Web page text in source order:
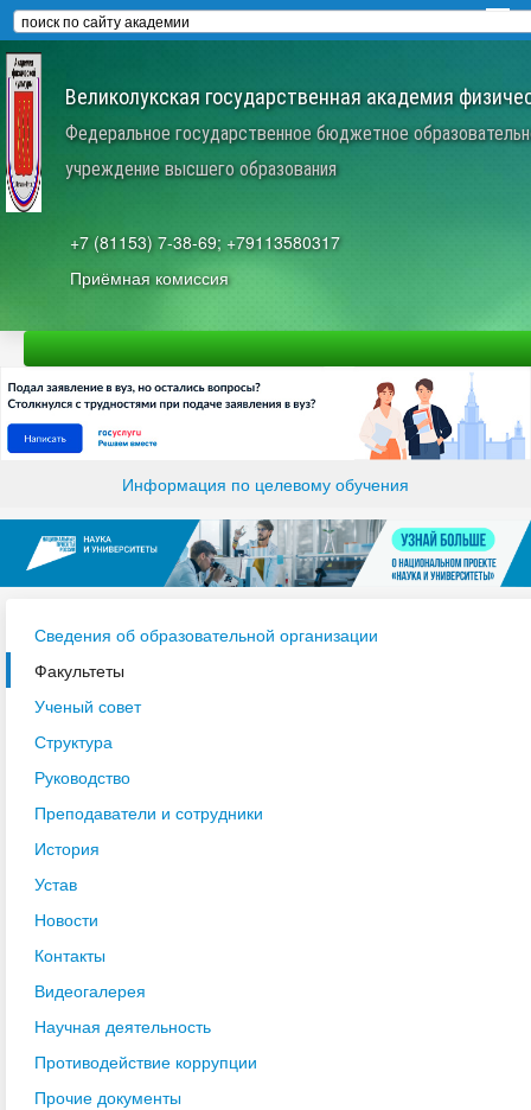
Великолукская государственная академия
Федеральное государственное бюджетное
учреждение высшего образования
+7 (81153) 7-38-69; +79113580317
Приёмная комиссия
Информация по целевому обучения
Сведения об образовательной организации
Факультеты
Ученый совет
Структура
Руководство
Преподаватели и сотрудники
История
Устав
Новости
Контакты
Видеогалерея
Научная деятельность
Противодействие коррупции
Прочие документы